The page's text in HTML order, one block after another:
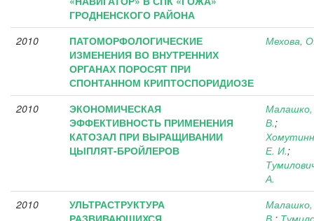
ГРОДНЕНСКОГО РАЙОНА
2010
ПАТОМОРФОЛОГИЧЕСКИЕ
ИЗМЕНЕНИЯ ВО ВНУТРЕННИХ
ОРГАНАХ ПОРОСЯТ ПРИ
СПОНТАННОМ КРИПТОСПОРИДИОЗЕ
Мехова,
2010
ЭКОНОМИЧЕСКАЯ
ЭФФЕКТИВНОСТЬ ПРИМЕНЕНИЯ
КАТОЗАЛ ПРИ ВЫРАЩИВАНИИ
ЦЫПЛЯТ-БРОЙЛЕРОВ
В.;
Е. И.;
А.
2010
УЛЬТРАСТРУКТУРА